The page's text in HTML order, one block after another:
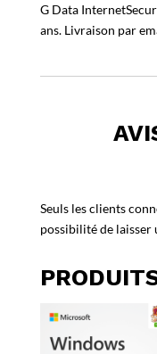
G Data
ans. Livraison par
Seuls les clients
possibilité de laisser